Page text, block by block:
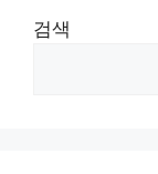
검색